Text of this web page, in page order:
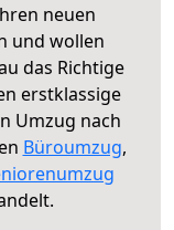
neuen
und wollen
das Richtige
erstklassige
Umzug nach
Büroumzug,